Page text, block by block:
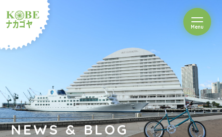
ルショップナカゴヤ
Menuを開閉
NEWS & BLOG